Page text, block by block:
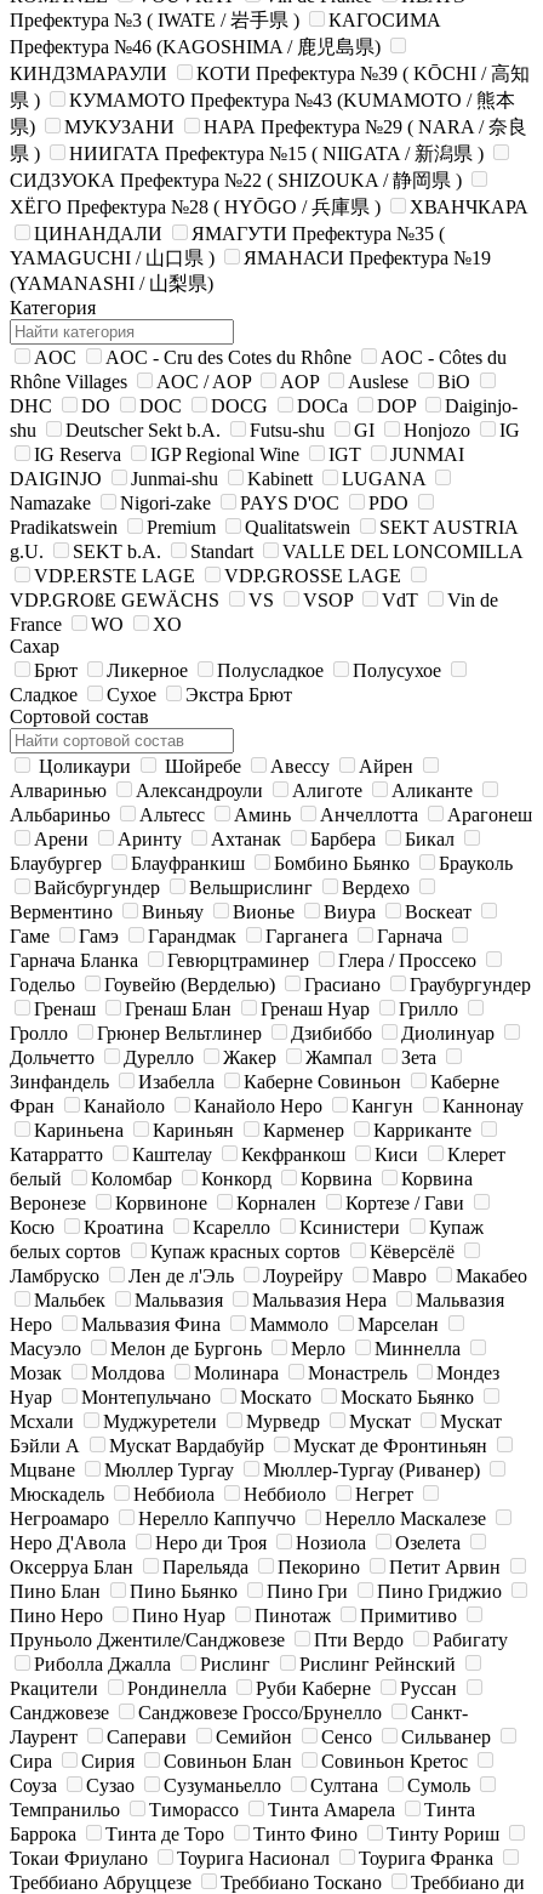
Префектура №3 ( IWATE / 岩手県 )
КАГОСИМА
Префектура №46 (KAGOSHIMA / 鹿児島県)
КИНДЗМАРАУЛИ
КОТИ Префектура №39 ( KŌCHI / 高知
県 )
КУМАМОТО Префектура №43 (KUMAMOTO / 熊本
県)
МУКУЗАНИ
НАРА Префектура №29 ( NARA / 奈良
県 )
НИИГАТА Префектура №15 ( NIIGATA / 新潟県 )
СИДЗУОКА Префектура №22 ( SHIZOUKA / 静岡県 )
ХЁГО Префектура №28 ( HYŌGO / 兵庫県 )
ХВАНЧКАРА
ЦИНАНДАЛИ
ЯМАГУТИ Префектура №35 (
YAMAGUCHI / 山口県 )
ЯМАНАСИ Префектура №19
(YAMANASHI / 山梨県)
Категория
AOC AOC - Cru des Cotes du Rhône
AOC - Côtes du
Rhône Villages
AOC / AOP AOP Auslese
BiO
DHC
DO DOC DOCG DOCa DOP
Daiginjo-
shu
Deutscher Sekt b.A. Futsu-shu GI Honjozo
IG
IG Reserva
IGP Regional Wine IGT
JUNMAI
DAIGINJO
Junmai-shu Kabinett
LUGANA
Namazake
Nigori-zake PAYS D'OC
PDO
Pradikatswein
Premium Qualitatswein
SEKT AUSTRIA
g.U.
SEKT b.A. Standart
VALLE DEL LONCOMILLA
VDP.ERSTE LAGE
VDP.GROSSE LAGE
VDP.GROßE GEWÄCHS
VS VSOP VdT
Vin de
France
WO
XO
Сахар
Брют
Ликерное Полусладкое
Полусухое
Сладкое
Сухое
Экстра Брют
Сортовой состав
Цоликаури Шойребе Авессу
Айрен
Алваринью
Александроули Алиготе
Аликанте
Альбариньо
Альтесс Аминь Анчеллотта
Арагонеш
Арени
Аринту Ахтанак Барбера
Бикал
Блаубургер
Блауфранкиш Бомбино Бьянко
Брауколь
Вайсбургундер
Вельшрислинг
Вердехо
Верментино
Виньяу Вионье Виура
Воскеат
Гаме
Гамэ Гарандмак Гарганега
Гарнача
Гарнача Бланка
Гевюрцтраминер
Глера / Просcеко
Годельо
Гоувейю (Верделью) Грасиано
Граубургундер
Гренаш
Гренаш Блан Гренаш Нуар
Грилло
Гролло
Грюнер Вельтлинер Дзибиббо
Диолинуар
Дольчетто
Дурелло Жакер Жампал
Зета
Зинфандель
Изабелла Каберне Совиньон
Каберне
Фран
Канайоло Канайоло Неро Кангун
Каннонау
Кариньена
Кариньян Карменер
Карриканте
Катарратто
Каштелау Кекфранкош Киси
Клерет
белый
Коломбар Конкорд Корвина
Корвина
Веронезе
Корвиноне Корнален
Кортезе / Гави
Косю
Кроатина Ксарелло Ксинистери
Купаж
белых сортов
Купаж красных сортов
Кёверсёлё
Ламбруско
Лен де л'Эль Лоурейру Мавро
Макабео
Мальбек
Мальвазия Мальвазия Нера
Мальвазия
Неро
Мальвазия Фина Маммоло
Марселан
Масуэло
Мелон де Бургонь Мерло
Миннелла
Мозак
Молдова Молинара Монастрель
Мондез
Нуар
Монтепульчано Москато
Москато Бьянко
Мсхали
Муджуретели Мурведр Мускат
Мускат
Бэйли А
Мускат Вардабуйр
Мускат де Фронтиньян
Мцване
Мюллер Тургау
Мюллер-Тургау (Риванер)
Мюскадель
Неббиола Неббиоло
Негрет
Негроамаро
Нерелло Каппуччо
Нерелло Маскалезе
Неро Д'Авола
Неро ди Троя Нозиола
Озелета
Оксерруа Блан
Парельяда Пекорино
Петит Арвин
Пино Блан
Пино Бьянко Пино Гри
Пино Гриджио
Пино Неро
Пино Нуар Пинотаж
Примитиво
Пруньоло Джентиле/Санджовезе
Пти Вердо
Рабигату
Риболла Джалла
Рислинг
Рислинг Рейнский
Ркацители
Рондинелла Руби Каберне
Руссан
Санджовезе
Санджовезе Гроссо/Брунелло
Санкт-
Лаурент
Саперави Семийон Сенсо
Сильванер
Сира
Сирия Совиньон Блан
Совиньон Кретос
Соуза
Сузао Сузуманьелло Султана
Сумоль
Темпранильо
Тиморассо Тинта Амарела
Тинта
Баррока
Тинта де Торо Тинто Фино
Тинту Рориш
Токаи Фриулано
Тоурига Насионал
Тоурига Франка
Треббиано Абруццезе
Треббиано Тоскано
Треббиано ди